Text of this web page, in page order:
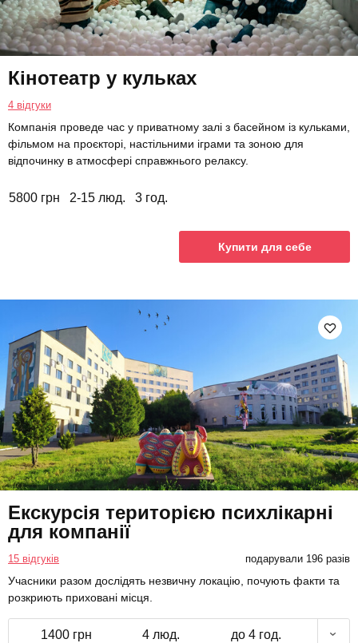
Кінотеатр у кульках
4 відгуки
Компанія проведе час у приватному залі з басейном із кульками,
фільмом на проєкторі, настільними іграми та зоною для
відпочинку в атмосфері справжнього релаксу.
5800 грн 2-15 люд. 3 год.
Купити для себе
Екскурсія територією психлікарні
для компанії
15 відгуків подарували 196 разів
Учасники разом дослідять незвичну локацію, почують факти та
розкриють приховані місця.
1400 грн 4 люд. до 4 год.